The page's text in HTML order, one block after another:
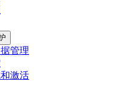
管理
激活